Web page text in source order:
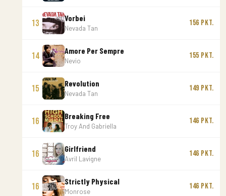
13
Vorbei
Nevada Tan
156 Pkt.
14
Amore Per Sempre
Nevio
155 Pkt.
15
Revolution
Nevada Tan
149 Pkt.
16
Breaking Free
Troy And Gabriella
146 Pkt.
16
Girlfriend
Avril Lavigne
146 Pkt.
16
Strictly Physical
Monrose
146 Pkt.